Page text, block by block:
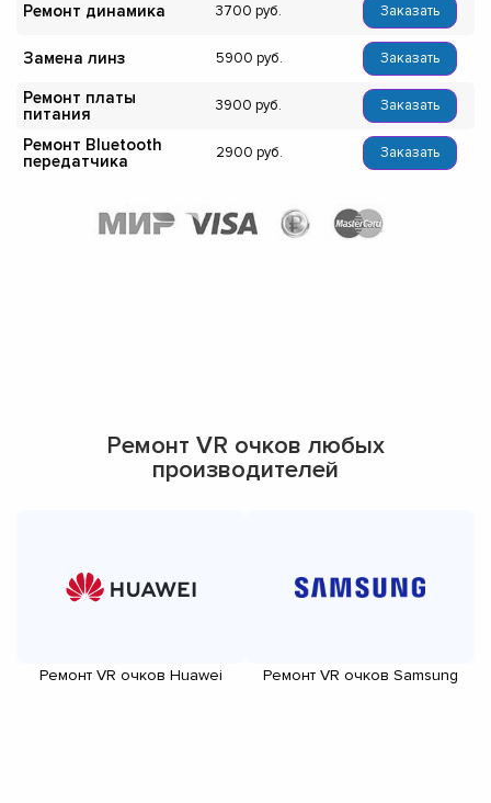
Ремонт динамика 3700 Заказать
Замена линз 5900 Заказать
Ремонт платы
питания
3900 Заказать
Ремонт Bluetooth
передатчика
2900 Заказать
Ремонт VR очков любых
производителей
Ремонт VR очков Huawei Ремонт VR очков Samsung